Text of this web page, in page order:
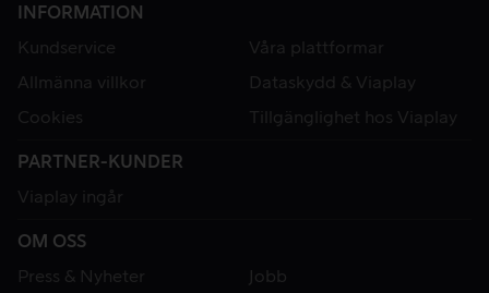
INFORMATION
Kundservice
Våra plattformar
Allmänna villkor
Dataskydd & Viaplay
Cookies
Tillgänglighet hos Viaplay
PARTNER-KUNDER
Viaplay ingår
OM OSS
Press & Nyheter
Jobb